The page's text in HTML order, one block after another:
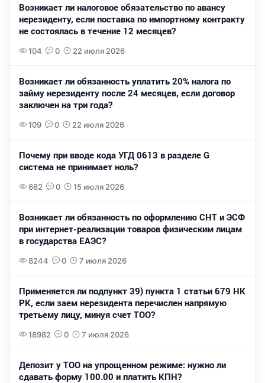
Возникает ли налоговое обязательство по авансу
нерезиденту, если поставка по импортному контракту
не состоялась в течение 12 месяцев?
104 0 22 июля 2026
Возникает ли обязанность уплатить 20% налога по
займу нерезиденту после 24 месяцев, если договор
заключен на три года?
109 0 22 июля 2026
Почему при вводе кода УГД 0613 в разделе G
система не принимает ноль?
682 0 15 июля 2026
Возникает ли обязанность по оформлению СНТ и ЭСФ
при интернет-реализации товаров физическим лицам
в государства ЕАЭС?
8244 0 7 июля 2026
Применяется ли подпункт 39) пункта 1 статьи 679 НК
РК, если заем нерезидента перечислен напрямую
третьему лицу, минуя счет ТОО?
18982 0 7 июля 2026
Депозит у ТОО на упрощенном режиме: нужно ли
сдавать форму 100.00 и платить КПН?